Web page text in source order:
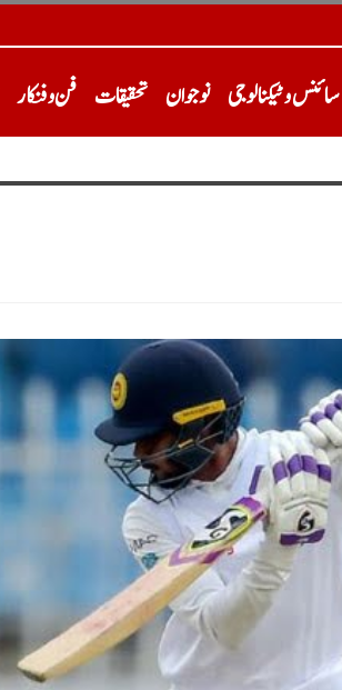
فن و فنکار تحقیقات نوجوان سائنس و ٹیکنالوجی